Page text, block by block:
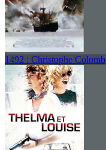
1492 : Christophe Colomb